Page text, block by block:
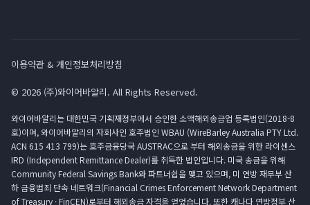
이용약관 & 개인정보처리방침
© 2026 (주)와이어바알리. All Rights Reserved.
와이어바알리는 대한민국 기획재정부에서 승인한 소액해외송금업 등록법인(2018-8
호)이며, 와이어바알리의 자회사인 호주법인 WBAU (WireBarley Australia PTY Ltd.
ACN 615 413 799)는 호주금융당국 AUSTRAC으로 부터 해외송금을 위한 라이센스
IRD (Independent Remittance Dealer)를 취득한 법인입니다. 미국 송금을 위해
Community Federal Savings Bank와 파트너쉽을 맺고 있으며, 미 연방 재무부 산
하 금융범죄 단속 네트워크(Financial Crimes Enforcement Network Department
of Treasury · FinCEN)로부터 해외송금 자격을 얻었습니다. 또한 캐나다 연방정부 산